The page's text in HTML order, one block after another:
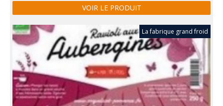
VOIR LE PRODUIT
La fabrique grand froid